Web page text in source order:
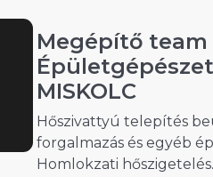
Megépítő
Épületgépészet
MISKOLC
Hőszivattyú telepítés
forgalmazás és egyéb
Homlokzati hőszigetelés. Keresse